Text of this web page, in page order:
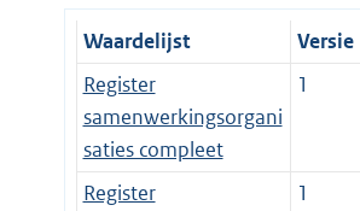
Waardelijst Versie
Register
samenwerkingsorgani
saties compleet
1
Register
1